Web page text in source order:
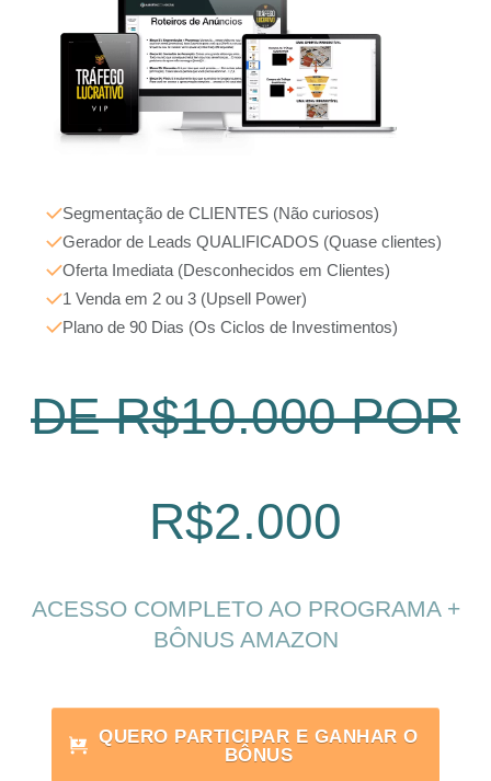
Segmentação de CLIENTES (Não curiosos)
Gerador de Leads QUALIFICADOS (Quase clientes)
Oferta Imediata (Desconhecidos em Clientes)
1 Venda em 2 ou 3 (Upsell Power)
Plano de 90 Dias (Os Ciclos de Investimentos)
DE R$10.000 POR
R$2.000
ACESSO COMPLETO AO PROGRAMA +
BÔNUS AMAZON
QUERO PARTICIPAR E GANHAR O
BÔNUS